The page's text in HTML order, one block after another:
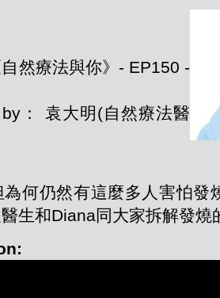
然療法與你》- EP150 -
： 袁大明(自然療法醫
何仍然有這麼多人害怕發
生和Diana同大家拆解發燒